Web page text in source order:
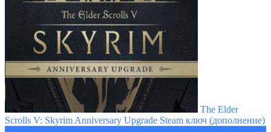
The Elder
Scrolls V: Skyrim Anniversary Upgrade Steam ключ (дополнение)